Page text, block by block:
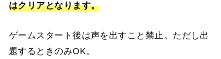
はクリアとなります。
ゲームスタート後は声を出すこと禁止。ただし出
題するときのみOK。